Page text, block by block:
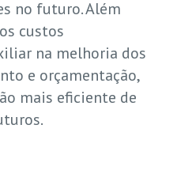
no futuro. Além
custos
na melhoria dos
e orçamentação,
mais eficiente de